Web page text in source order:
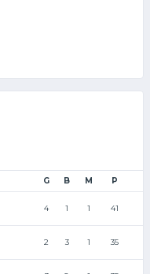
G B M P
4 1 1 41
2 3 1 35